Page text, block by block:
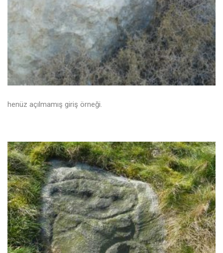
henüz açılmamış giriş örneği.